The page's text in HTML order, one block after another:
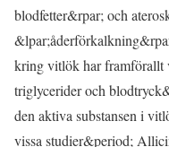
blodfetter&rpar; och
kring vitlök har framförallt
triglycerider och
den aktiva substansen i
vissa studier&period;